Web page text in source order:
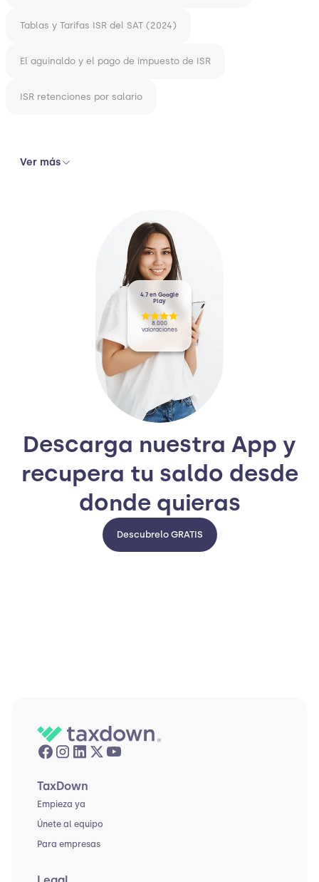
Tablas y Tarifas ISR del SAT (2024)
El aguinaldo y el pago de impuesto de ISR
ISR retenciones por salario
Ver más
4.7 en Google
Play
8.000
valoraciones
Descarga nuestra App y
recupera tu saldo desde
donde quieras
Descubrelo GRATIS
TaxDown
Empieza ya
Únete al equipo
Para empresas